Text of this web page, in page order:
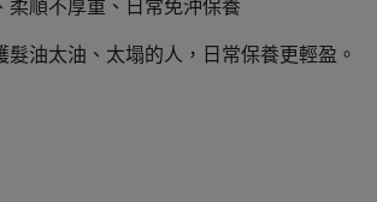
柔順不厚重、日常免沖保養
髮油太油、太塌的人，日常保養更輕盈。